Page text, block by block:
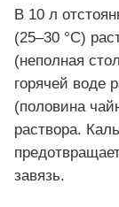
В 10 л
(25–30 °C)
(неполная
горячей воде
(половина
раствора.
завязь.